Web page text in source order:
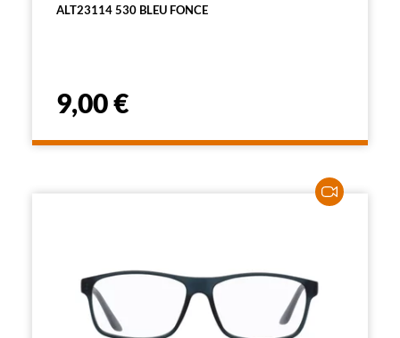
ALT23114 530 BLEU FONCE
9,00 €